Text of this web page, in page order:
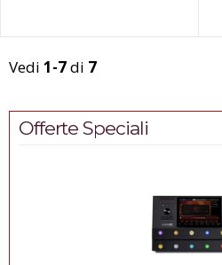
Vedi 1-7di 7
Offerte Speciali